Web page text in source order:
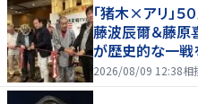
「猪木×アリ」５
藤波辰爾＆藤原
が歴史的な一戦
ラザホテルで３
2026/08/09 12:38相